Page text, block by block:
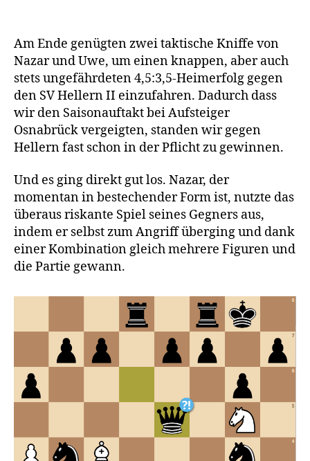
Saisonsieg
eingetütet
Am Ende genügten zwei taktische Kniffe von
Nazar und Uwe, um einen knappen, aber auch
stets ungefährdeten 4,5:3,5-Heimerfolg gegen
den SV Hellern II einzufahren. Dadurch dass
wir den Saisonauftakt bei Aufsteiger
Osnabrück vergeigten, standen wir gegen
Hellern fast schon in der Pflicht zu gewinnen.
Und es ging direkt gut los. Nazar, der
momentan in bestechender Form ist, nutzte das
überaus riskante Spiel seines Gegners aus,
indem er selbst zum Angriff überging und dank
einer Kombination gleich mehrere Figuren und
die Partie gewann.